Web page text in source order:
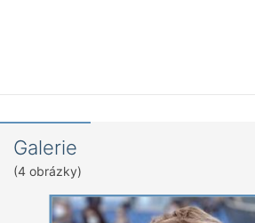
Galerie
(4 obrázky)